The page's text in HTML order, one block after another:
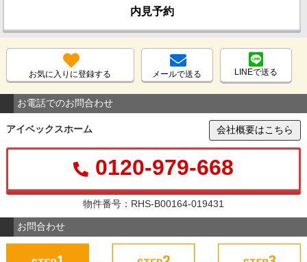
内見予約
お気に入りに登録する メールで送る LINEで送る
お電話でのお問合わせ
アイベックスホーム 会社概要はこちら
0120-979-668
物件番号：RHS-B00164-019431
お問合わせ